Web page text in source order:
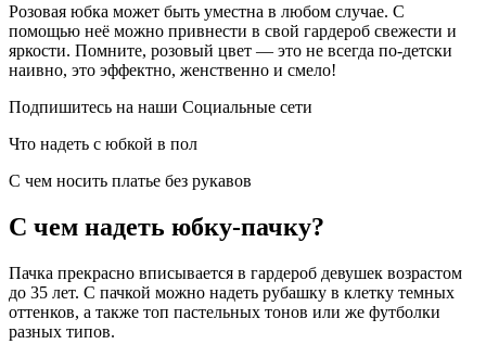
Розовая юбка может быть уместна в любом случае. С
помощью неё можно привнести в свой гардероб свежести и
яркости. Помните, розовый цвет — это не всегда по-детски
наивно, это эффектно, женственно и смело!
Подпишитесь на наши Социальные сети
Что надеть с юбкой в пол
С чем носить платье без рукавов
С чем надеть юбку-пачку?
Пачка прекрасно вписывается в гардероб девушек возрастом
до 35 лет. С пачкой можно надеть рубашку в клетку темных
оттенков, а также топ пастельных тонов или же футболки
разных типов.